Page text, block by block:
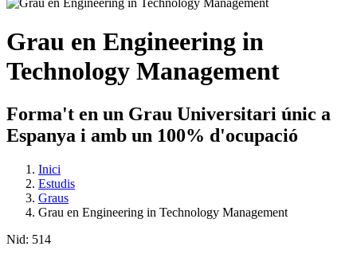
Grau en Engineering in
Technology Management
Forma't en un Grau Universitari únic a
Espanya i amb un 100% d'ocupació
Inici
Estudis
Graus
Grau en Engineering in Technology Management
Nid: 514